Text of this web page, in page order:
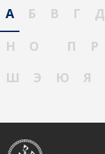
А Б В Г Д
Н
О П Р
Ш
Э Ю Я